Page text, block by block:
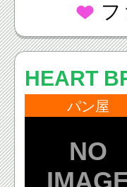
フ
HEART
ッドアン
パン屋